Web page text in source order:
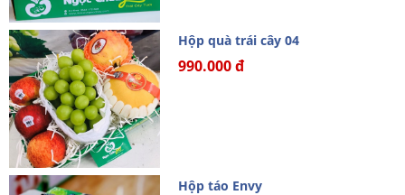
Hộp quà trái cây 04
990.000 đ
Hộp táo Envy